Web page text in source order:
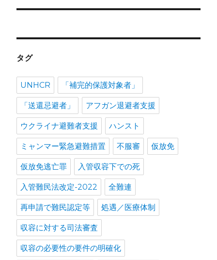
タグ
UNHCR 「補完的保護対象者」
「送還忌避者」 アフガン退避者支援
ウクライナ避難者支援 ハンスト
ミャンマー緊急避難措置 不服審 仮放免
仮放免逃亡罪 入管収容下での死
入管難民法改定-2022 全難連
再申請で難民認定等 処遇／医療体制
収容に対する司法審査
収容の必要性の要件の明確化